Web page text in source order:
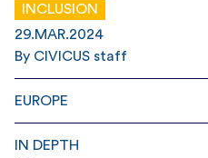
INCLUSION
29.MAR.2024
By CIVICUS staff
EUROPE
IN DEPTH